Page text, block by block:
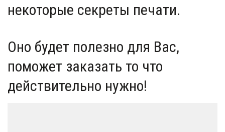
некоторые секреты печати.
Оно будет полезно для Вас,
поможет заказать то что
действительно нужно!